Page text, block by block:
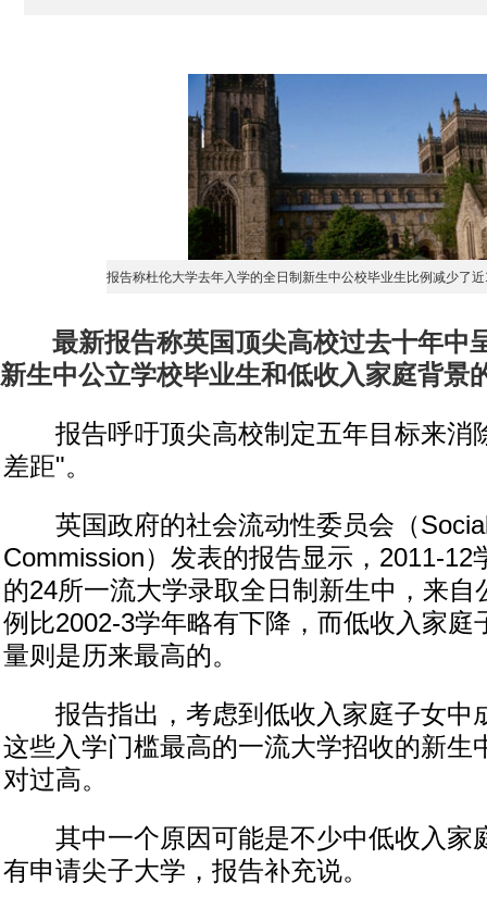
报告称杜伦大学去年入学的全日制新生中公校毕业生比例减少了
最新报告称英国顶尖高校过去十年中
新生中公立学校毕业生和低收入家庭背景
报告呼吁顶尖高校制定五年目标来消
差距"。
英国政府的社会流动性委员会（
Commission）发表的报告显示，2011-12
的24所一流大学录取全日制新生中，来自
例比2002-3学年略有下降，而低收入家庭
量则是历来最高的。
报告指出，考虑到低收入家庭子女中
这些入学门槛最高的一流大学招收的新生
对过高。
其中一个原因可能是不少中低收入家
有申请尖子大学，报告补充说。